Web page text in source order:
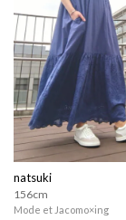
natsuki
156cm
Mode et Jacomo×ing